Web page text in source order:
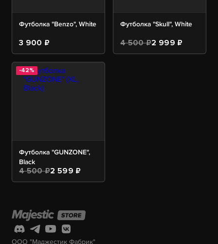
Футболка "Benzo", White
3 900 ₽
Футболка "Skull", White
4 500 ₽2 999 ₽
-42%
Футболка "GUNZONE",
Black
4 500 ₽2 599 ₽
ООО "Маджестик Фабрик"